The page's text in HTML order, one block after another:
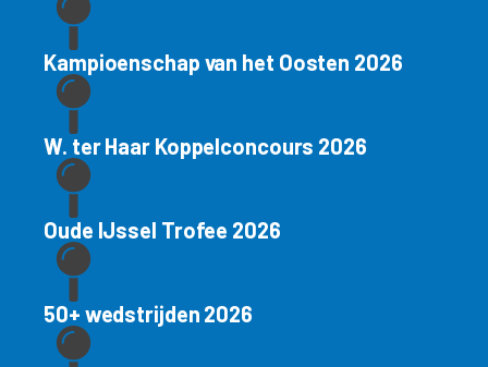
Kampioenschap van het Oosten 2026
W. ter Haar Koppelconcours 2026
Oude IJssel Trofee 2026
50+ wedstrijden 2026